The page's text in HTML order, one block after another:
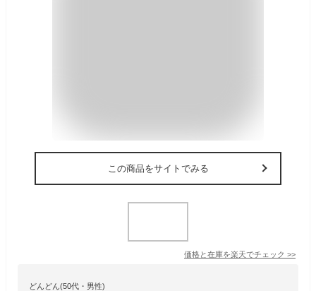
この商品をサイトでみる
価格と在庫を楽天でチェック >>
どんどん(50代・男性)